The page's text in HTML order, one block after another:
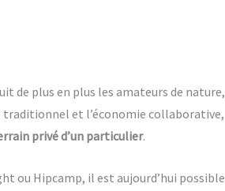
de plus en plus les amateurs de nature,
et l’économie collaborative,
privé d’un particulier.
ou Hipcamp, il est aujourd’hui possible